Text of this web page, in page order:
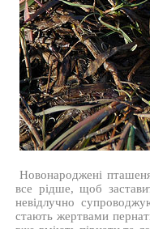
Новонароджені
все рідше, щоб
невідлучно
стають жертвами